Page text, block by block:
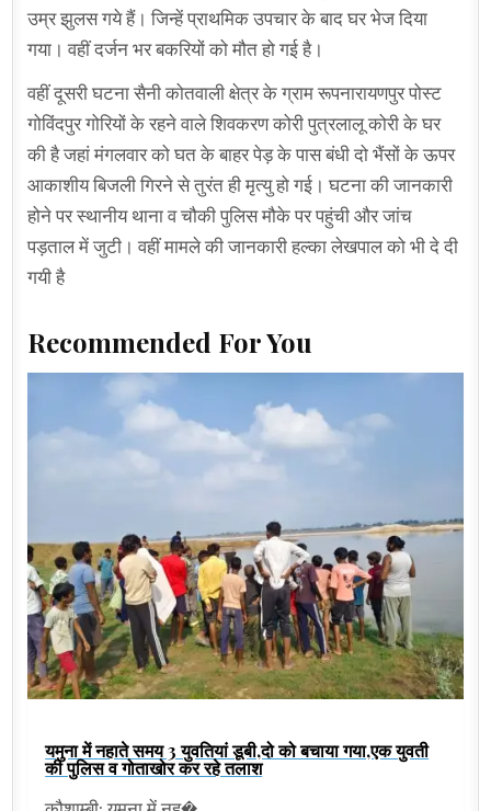
उम्र झुलस गये हैं। जिन्हें प्राथमिक उपचार के बाद घर भेज दिया
गया। वहीं दर्जन भर बकरियों को मौत हो गई है।
वहीं दूसरी घटना सैनी कोतवाली क्षेत्र के ग्राम रूपनारायणपुर पोस्ट
गोविंदपुर गोरियों के रहने वाले शिवकरण कोरी पुत्रलालू कोरी के घर
की है जहां मंगलवार को घत के बाहर पेड़ के पास बंधी दो भैंसों के ऊपर
आकाशीय बिजली गिरने से तुरंत ही मृत्यु हो गई। घटना की जानकारी
होने पर स्थानीय थाना व चौकी पुलिस मौके पर पहुंची और जांच
पड़ताल में जुटी। वहीं मामले की जानकारी हल्का लेखपाल को भी दे दी
गयी है
Recommended For You
यमुना में नहाते समय 3 युवतियां डूबी,दो को बचाया गया,एक युवती
की पुलिस व गोताखोर कर रहे तलाश